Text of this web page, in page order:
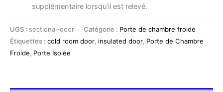
supplémentaire lorsqu’il est relevé.
UGS : sectional-door Catégorie : Porte de chambre froide
Étiquettes : cold room door, insulated door, Porte de Chambre
Froide, Porte Isolée